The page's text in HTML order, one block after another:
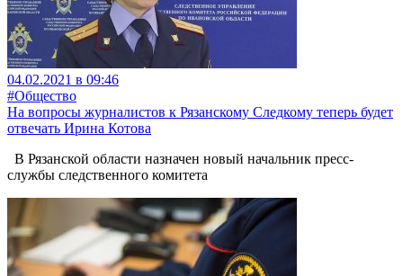
04.02.2021 в 09:46
#Общество
На вопросы журналистов к Рязанскому Следкому теперь будет
отвечать Ирина Котова
В Рязанской области назначен новый начальник пресс-
службы следственного комитета